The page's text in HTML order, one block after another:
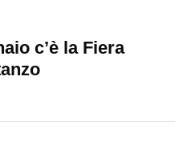
c’è la Fiera